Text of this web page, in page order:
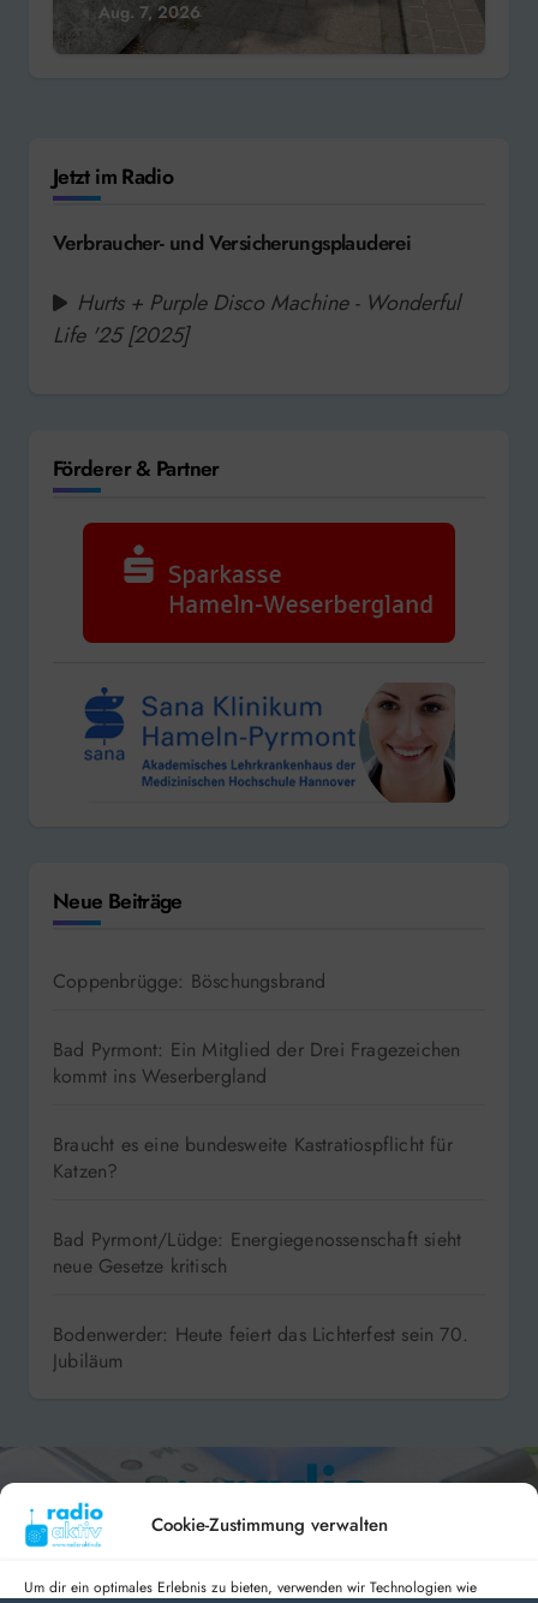
Cookie-Zustimmung verwalten
Um dir ein optimales Erlebnis zu bieten, verwenden wir Technologien wie
Aug. 7, 2026
Jetzt im Radio
Verbraucher- und Versicherungsplauderei
Hurts + Purple Disco Machine - Wonderful
Life '25 [2025]
Förderer & Partner
Neue Beiträge
Coppenbrügge: Böschungsbrand
Bad Pyrmont: Ein Mitglied der Drei Fragezeichen
kommt ins Weserbergland
Braucht es eine bundesweite Kastratiospflicht für
Katzen?
Bad Pyrmont/Lüdge: Energiegenossenschaft sieht
neue Gesetze kritisch
Bodenwerder: Heute feiert das Lichterfest sein 70.
Jubiläum